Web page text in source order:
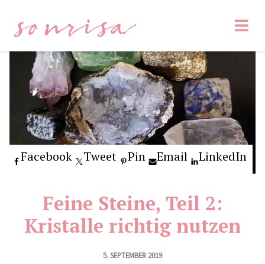
sonrisa
Facebook Tweet Pin Email LinkedIn
Feine Steine, Teil 2:
Kristalle richtig nutzen
5. SEPTEMBER 2019